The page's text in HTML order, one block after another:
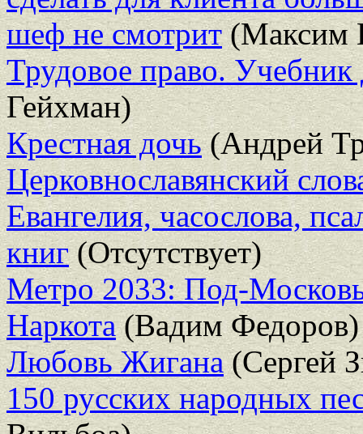
шеф не смотрит(Максим
Трудовое право.
Гейхман)
Крестная дочь(Андрей
Церковнославянский
Евангелия, часослова,
книг(Отсутствует)
Метро 2033: Под-
Наркота(Вадим Федоров)
Любовь Жигана(Сергей
150 русских народных